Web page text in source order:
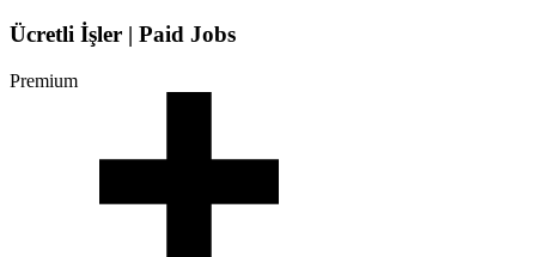
Ücretli İşler | Paid Jobs
Premium